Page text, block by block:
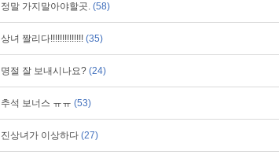
정말 가지말아야할곳. (58)
상녀 짤리다!!!!!!!!!!!!!! (35)
명절 잘 보내시나요? (24)
추석 보너스 ㅠㅠ (53)
진상녀가 이상하다 (27)